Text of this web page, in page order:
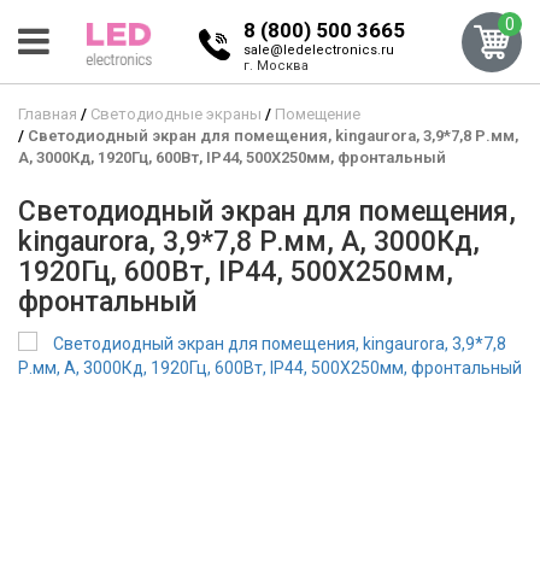
8 (800) 500 3665
sale@ledelectronics.ru
г. Москва
0
Главная Светодиодные экраны
Помещение
Светодиодный экран для помещения, kingaurora, 3,9*7,8 Р.мм,
A, 3000Кд, 1920Гц, 600Вт, IP44, 500X250мм, фронтальный
Светодиодный экран для помещения,
kingaurora, 3,9*7,8 Р.мм, A, 3000Кд,
1920Гц, 600Вт, IP44, 500X250мм,
фронтальный